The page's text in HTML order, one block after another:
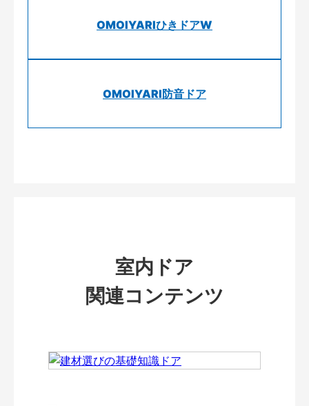
OMOIYARIひきドアW
OMOIYARI防音ドア
室内ドア
関連コンテンツ